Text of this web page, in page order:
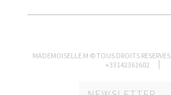
MADEMOISELLE M © TOUS DROITS RESERVES
+33142361602